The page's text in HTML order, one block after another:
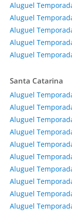
Aluguel
Aluguel
Aluguel
Aluguel
Aluguel
Santa Catarina
Aluguel
Aluguel
Aluguel
Aluguel
Aluguel
Aluguel
Aluguel
Aluguel
Aluguel
Aluguel